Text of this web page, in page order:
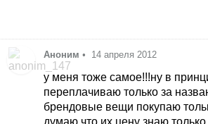
Аноним • 14 апреля 2012
у меня тоже самое!!!ну в
переплачиваю только за
брендовые вещи покупаю
думаю что их цену знаю